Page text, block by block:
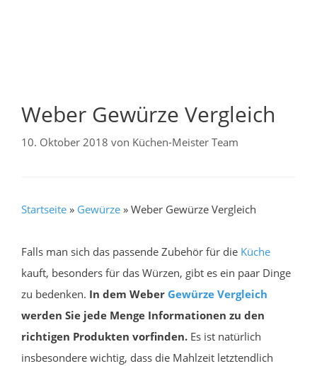
Weber Gewürze Vergleich
10. Oktober 2018 von Küchen-Meister Team
Startseite » Gewürze » Weber Gewürze Vergleich
Falls man sich das passende Zubehör für die Küche
kauft, besonders für das Würzen, gibt es ein paar Dinge
zu bedenken. In dem Weber Gewürze Vergleich
werden Sie jede Menge Informationen zu den
richtigen Produkten vorfinden. Es ist natürlich
insbesondere wichtig, dass die Mahlzeit letztendlich